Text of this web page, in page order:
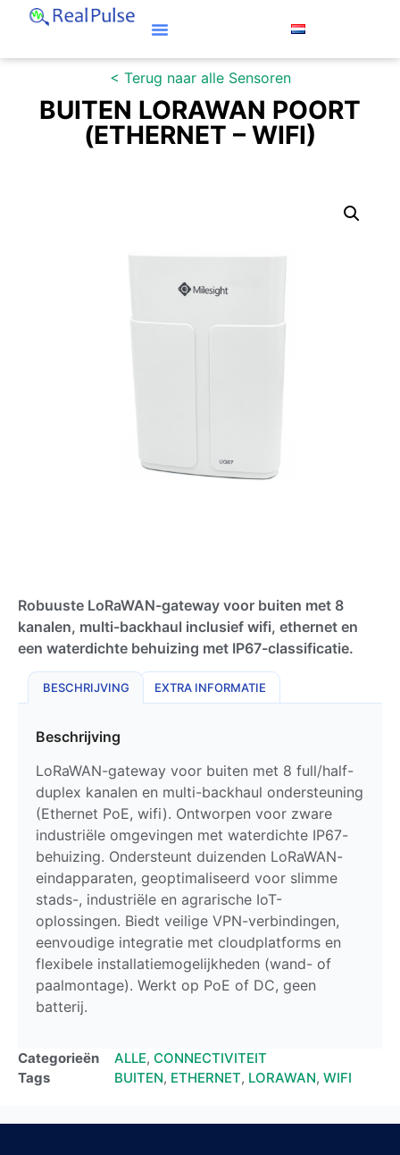
< Terug naar alle Sensoren
BUITEN LORAWAN POORT
(ETHERNET – WIFI)
Robuuste LoRaWAN-gateway voor buiten met 8
kanalen, multi-backhaul inclusief wifi, ethernet en
een waterdichte behuizing met IP67-classificatie.
BESCHRIJVING EXTRA INFORMATIE
Beschrijving
LoRaWAN-gateway voor buiten met 8 full/half-
duplex kanalen en multi-backhaul ondersteuning
(Ethernet PoE, wifi). Ontworpen voor zware
industriële omgevingen met waterdichte IP67-
behuizing. Ondersteunt duizenden LoRaWAN-
eindapparaten, geoptimaliseerd voor slimme
stads-, industriële en agrarische IoT-
oplossingen. Biedt veilige VPN-verbindingen,
eenvoudige integratie met cloudplatforms en
flexibele installatiemogelijkheden (wand- of
paalmontage). Werkt op PoE of DC, geen
batterij.
Categorieën ALLE, CONNECTIVITEIT
Tags
BUITEN, ETHERNET, LORAWAN, WIFI